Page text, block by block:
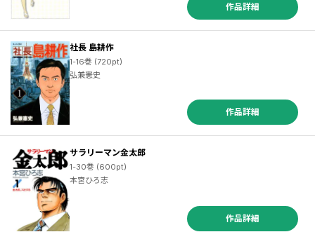
作品詳細
社長 島耕作
1-16巻 (720pt)
弘兼憲史
作品詳細
サラリーマン金太郎
1-30巻 (600pt)
本宮ひろ志
作品詳細